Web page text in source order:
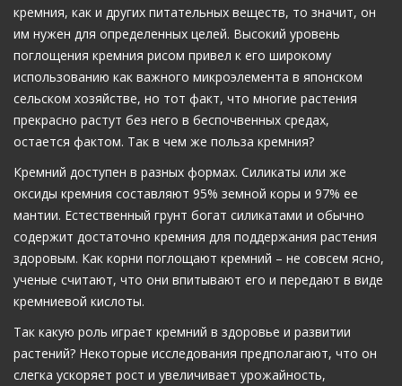
кремния, как и других питательных веществ, то значит, он
им нужен для определенных целей. Высокий уровень
поглощения кремния рисом привел к его широкому
использованию как важного микроэлемента в японском
сельском хозяйстве, но тот факт, что многие растения
прекрасно растут без него в беспочвенных средах,
остается фактом. Так в чем же польза кремния?
Кремний доступен в разных формах. Силикаты или же
оксиды кремния составляют 95% земной коры и 97% ее
мантии. Естественный грунт богат силикатами и обычно
содержит достаточно кремния для поддержания растения
здоровым. Как корни поглощают кремний – не совсем ясно,
ученые считают, что они впитывают его и передают в виде
кремниевой кислоты.
Так какую роль играет кремний в здоровье и развитии
растений? Некоторые исследования предполагают, что он
слегка ускоряет рост и увеличивает урожайность,